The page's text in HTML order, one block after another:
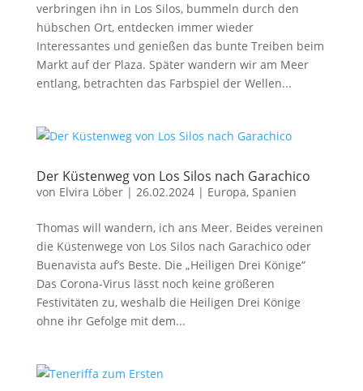
verbringen ihn in Los Silos, bummeln durch den
hübschen Ort, entdecken immer wieder
Interessantes und genießen das bunte Treiben beim
Markt auf der Plaza. Später wandern wir am Meer
entlang, betrachten das Farbspiel der Wellen...
Der Küstenweg von Los Silos nach Garachico
von Elvira Löber| 26.02.2024| Europa, Spanien
Thomas will wandern, ich ans Meer. Beides vereinen
die Küstenwege von Los Silos nach Garachico oder
Buenavista auf’s Beste. Die „Heiligen Drei Könige“
Das Corona-Virus lässt noch keine größeren
Festivitäten zu, weshalb die Heiligen Drei Könige
ohne ihr Gefolge mit dem...